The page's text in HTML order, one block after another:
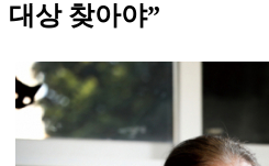
대상 찾아야”